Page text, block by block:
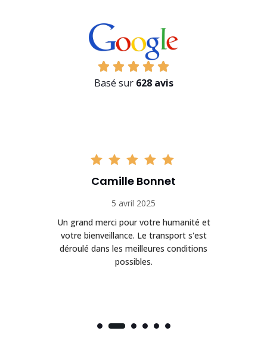
Basé sur 628 avis
Camille Bonnet
5 avril 2025
Un grand merci pour votre humanité et
votre bienveillance. Le transport s'est
déroulé dans les meilleures conditions
possibles.